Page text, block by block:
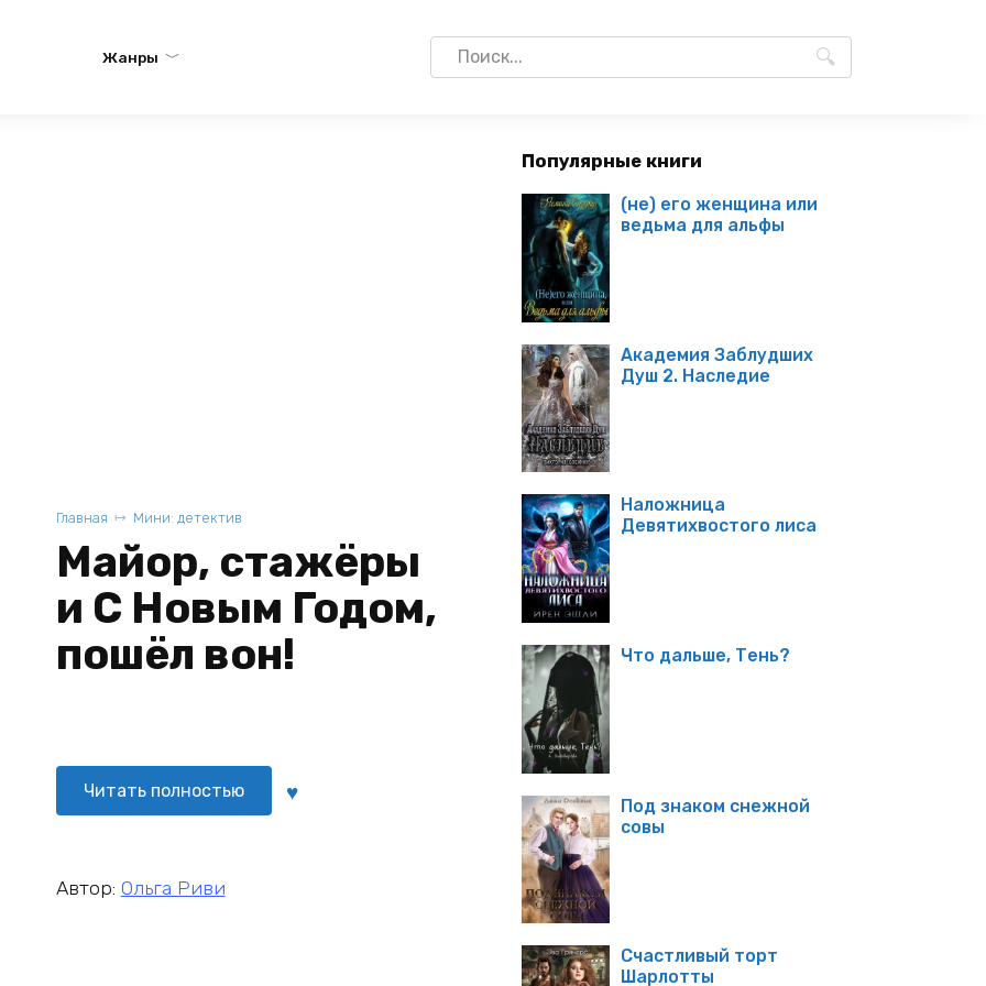
Жанры
Search
for:
Главная Мини: детектив
Майор, стажёры
и С Новым Годом,
пошёл вон!
Читать полностью
Автор: Ольга Риви
Популярные книги
(не) его женщина или
ведьма для альфы
Академия Заблудших
Душ 2. Наследие
Наложница
Девятихвостого лиса
Что дальше, Тень?
Под знаком снежной
совы
Счастливый торт
Шарлотты